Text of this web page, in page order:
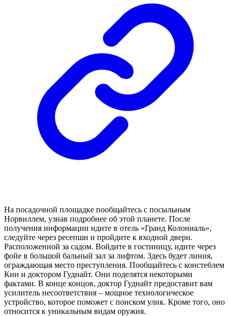
На посадочной площадке пообщайтесь с посыльным
Норвиллем, узнав подробнее об этой планете. После
получения информации идите в отель «Гранд Колониаль»,
следуйте через ресепшн и пройдите к входной двери.
Расположенной за садом. Войдите в гостиницу, идите через
фойе в большой бальный зал за лифтом. Здесь будет линия,
ограждающая место преступления. Пообщайтесь с констеблем
Кин и доктором Гуднайт. Они поделятся некоторыми
фактами. В конце концов, доктор Гуднайт предоставит вам
усилитель несоответствия – мощное технологическое
устройство, которое поможет с поиском улик. Кроме того, оно
относится к уникальным видам оружия.